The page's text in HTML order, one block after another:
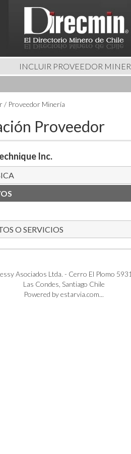
INCLUIR PROVEEDOR
/ Proveedor Minería
Proveedor
Inc.
O SERVICIOS
Asociados Ltda. - Cerro El Plomo
Las Condes, Santiago Chile
Powered by estarvia.com...